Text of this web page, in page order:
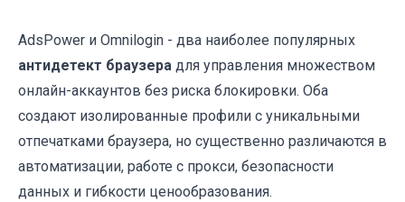
AdsPower и Omnilogin - два наиболее популярных
антидетект браузера для управления множеством
онлайн-аккаунтов без риска блокировки. Оба
создают изолированные профили с уникальными
отпечатками браузера, но существенно различаются в
автоматизации, работе с прокси, безопасности
данных и гибкости ценообразования.